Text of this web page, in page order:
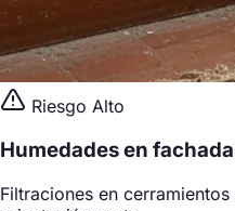
Riesgo Alto
Humedades en
Filtraciones en